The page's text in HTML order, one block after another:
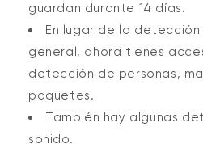
guardan durante 14 días.
En lugar de la
general, ahora tienes
detección de personas,
paquetes.
También hay algunas
sonido.